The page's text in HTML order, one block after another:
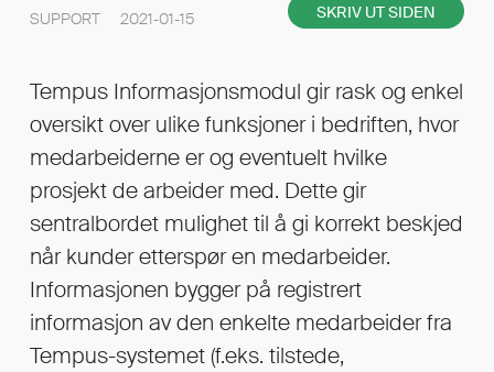
SUPPORT 2021-01-15 SKRIV UT SIDEN
Tempus Informasjonsmodul gir rask og enkel
oversikt over ulike funksjoner i bedriften, hvor
medarbeiderne er og eventuelt hvilke
prosjekt de arbeider med. Dette gir
sentralbordet mulighet til å gi korrekt beskjed
når kunder etterspør en medarbeider.
Informasjonen bygger på registrert
informasjon av den enkelte medarbeider fra
Tempus-systemet (f.eks. tilstede,